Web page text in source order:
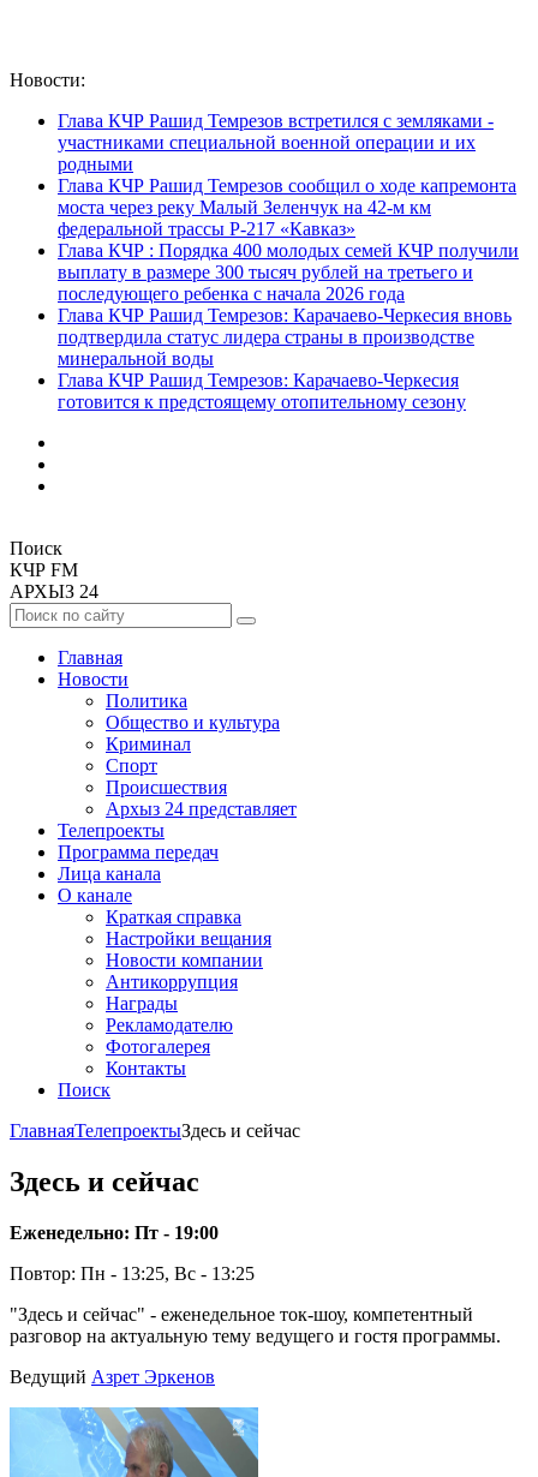
Новости:
Глава КЧР Рашид Темрезов встретился с земляками -
участниками специальной военной операции и их
родными
Глава КЧР Рашид Темрезов сообщил о ходе капремонта
моста через реку Малый Зеленчук на 42-м км
федеральной трассы Р-217 «Кавказ»
Глава КЧР : Порядка 400 молодых семей КЧР получили
выплату в размере 300 тысяч рублей на третьего и
последующего ребенка с начала 2026 года
Глава КЧР Рашид Темрезов: Карачаево-Черкесия вновь
подтвердила статус лидера страны в производстве
минеральной воды
Глава КЧР Рашид Темрезов: Карачаево-Черкесия
готовится к предстоящему отопительному сезону
Поиск
КЧР FM
АРХЫЗ 24
Главная
Новости
Политика
Общество и культура
Криминал
Спорт
Происшествия
Архыз 24 представляет
Телепроекты
Программа передач
Лица канала
О канале
Краткая справка
Настройки вещания
Новости компании
Антикоррупция
Награды
Рекламодателю
Фотогалерея
Контакты
Поиск
ГлавнаяТелепроектыЗдесь и сейчас
Здесь и сейчас
Еженедельно: Пт - 19:00
Повтор: Пн - 13:25, Вс - 13:25
"Здесь и сейчас" - еженедельное ток-шоу, компетентный
разговор на актуальную тему ведущего и гостя программы.
Ведущий Азрет Эркенов